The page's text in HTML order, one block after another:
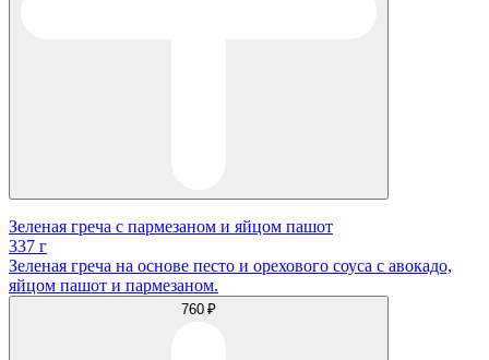
Зеленая греча с пармезаном и яйцом пашот
337 г
Зеленая греча на основе песто и орехового соуса с авокадо,
яйцом пашот и пармезаном.
760 ₽